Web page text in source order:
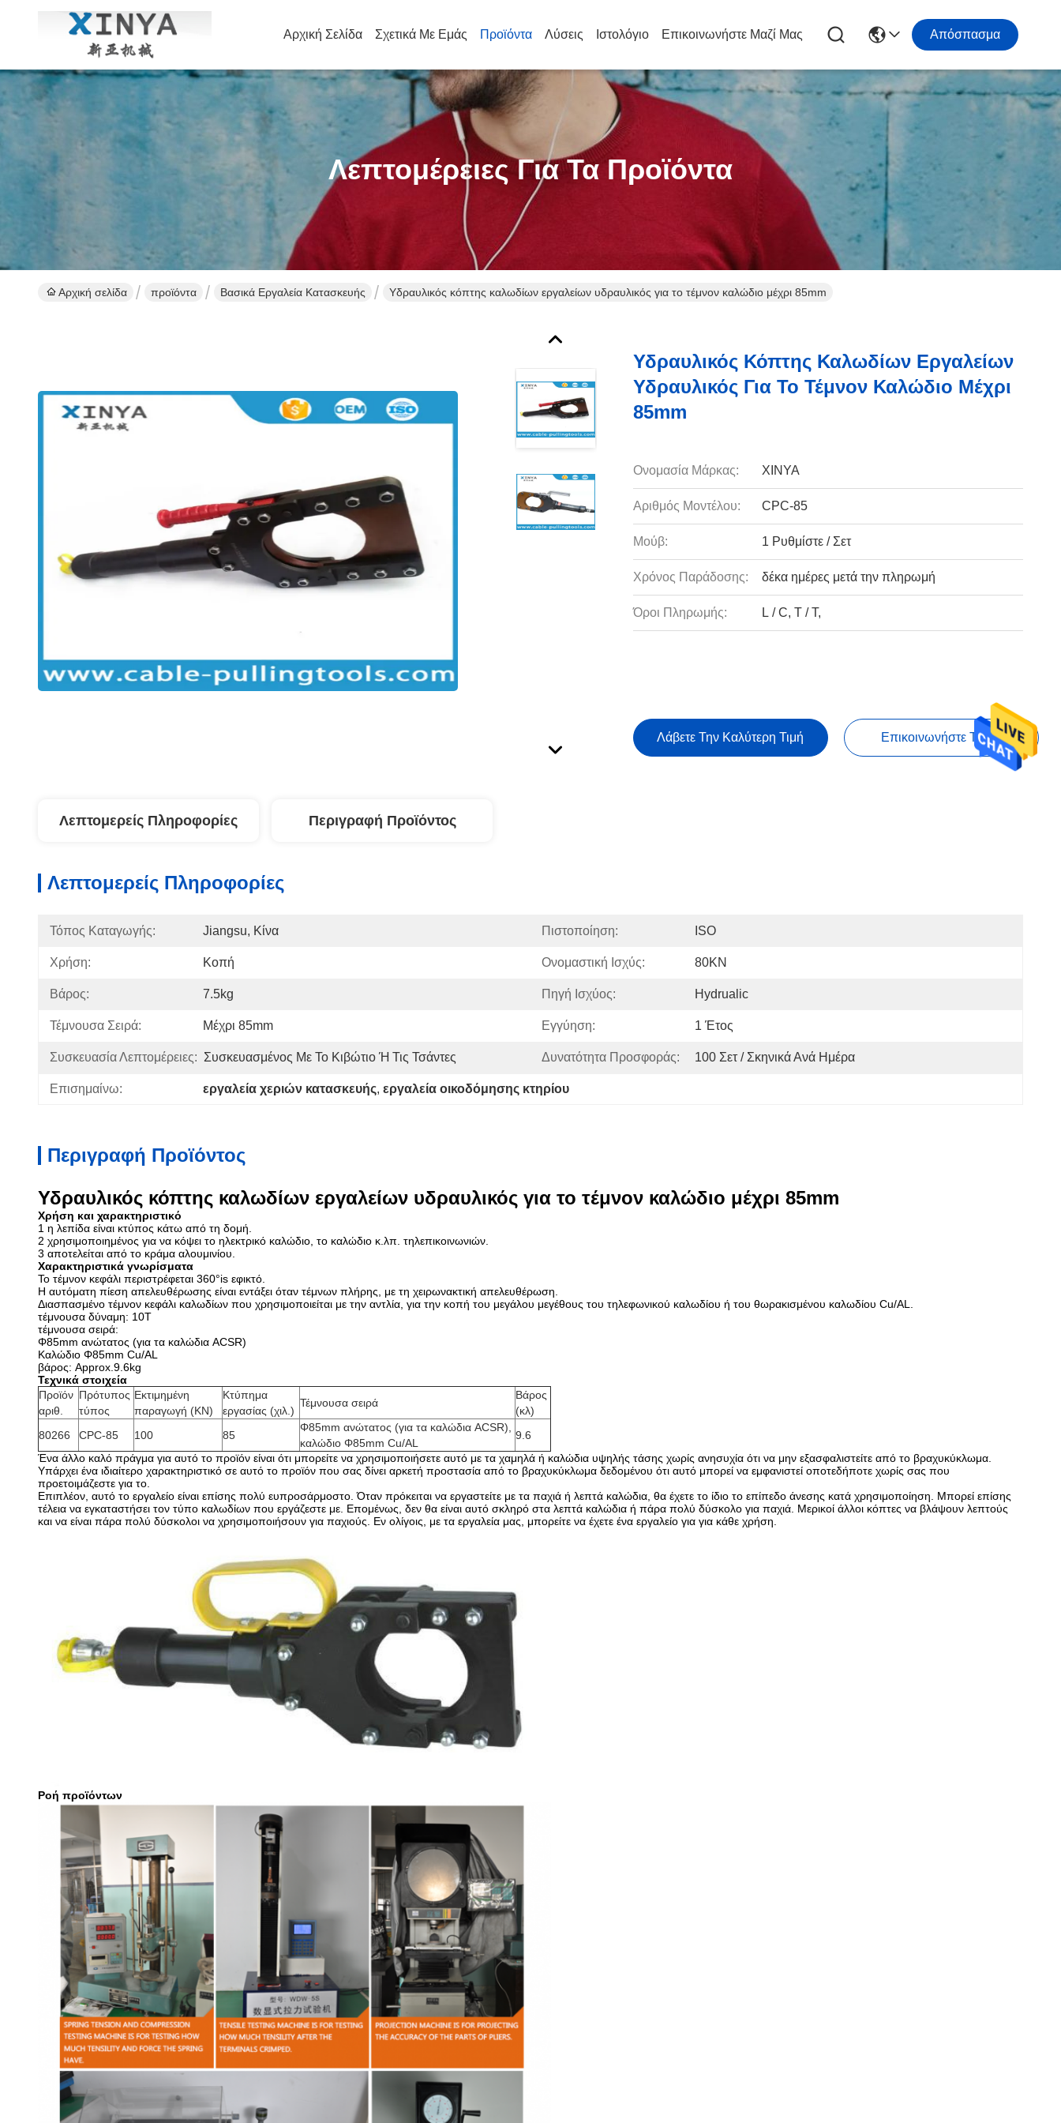
Αρχική Σελίδα Σχετικά Με Εμάς Προϊόντα Λύσεις Ιστολόγιο Επικοινωνήστε Μαζί Μας Απόσπασμα
Λεπτομέρειες Για Τα Προϊόντα
Αρχική σελίδα προϊόντα Βασικά Εργαλεία Κατασκευής Υδραυλικός κόπτης καλωδίων εργαλείων υδραυλικός για το τέμνον καλώδιο μέχρι 85mm
Υδραυλικός Κόπτης Καλωδίων Εργαλείων
Υδραυλικός Για Το Τέμνον Καλώδιο Μέχρι
85mm
Ονομασία Μάρκας: XINYA
Αριθμός Μοντέλου: CPC-85
Μούβ: 1 Ρυθμίστε / Σετ
Χρόνος Παράδοσης: δέκα ημέρες μετά την πληρωμή
Όροι Πληρωμής: L / C, T / T,
Λάβετε Την Καλύτερη Τιμή Επικοινωνήστε Τώρα
Λεπτομερείς Πληροφορίες Περιγραφή Προϊόντος
Λεπτομερείς Πληροφορίες
Τόπος Καταγωγής: Jiangsu, Κίνα Πιστοποίηση: ISO
Χρήση: Κοπή Ονομαστική Ισχύς: 80KN
Βάρος: 7.5kg Πηγή Ισχύος: Hydrualic
Τέμνουσα Σειρά: Μέχρι 85mm Εγγύηση: 1 Έτος
Συσκευασία Λεπτομέρειες: Συσκευασμένος Με Το Κιβώτιο Ή Τις Τσάντες Δυνατότητα Προσφοράς: 100 Σετ / Σκηνικά Ανά Ημέρα
Επισημαίνω: εργαλεία χεριών κατασκευής, εργαλεία οικοδόμησης κτηρίου
Περιγραφή Προϊόντος
Υδραυλικός κόπτης καλωδίων εργαλείων υδραυλικός για το τέμνον καλώδιο μέχρι 85mm
Χρήση και χαρακτηριστικό
1 η λεπίδα είναι κτύπος κάτω από τη δομή.
2 χρησιμοποιημένος για να κόψει το ηλεκτρικό καλώδιο, το καλώδιο κ.λπ. τηλεπικοινωνιών.
3 αποτελείται από το κράμα αλουμινίου.
Χαρακτηριστικά γνωρίσματα
Το τέμνον κεφάλι περιστρέφεται 360°is εφικτό.
Η αυτόματη πίεση απελευθέρωσης είναι εντάξει όταν τέμνων πλήρης, με τη χειρωνακτική απελευθέρωση.
Διασπασμένο τέμνον κεφάλι καλωδίων που χρησιμοποιείται με την αντλία, για την κοπή του μεγάλου μεγέθους του τηλεφωνικού καλωδίου ή του θωρακισμένου καλωδίου Cu/AL.
τέμνουσα δύναμη: 10T
τέμνουσα σειρά:
Φ85mm ανώτατος (για τα καλώδια ACSR)
Καλώδιο Φ85mm Cu/AL
βάρος: Approx.9.6kg
Τεχνικά στοιχεία
Προϊόν
αριθ.
Πρότυπος
τύπος
Εκτιμημένη
παραγωγή (KN)
Κτύπημα
εργασίας (χιλ.)
Τέμνουσα σειρά
Βάρος
(κλ)
80266
CPC-85 100 85
Φ85mm ανώτατος (για τα καλώδια ACSR),
καλώδιο Φ85mm Cu/AL
9.6
Ένα άλλο καλό πράγμα για αυτό το προϊόν είναι ότι μπορείτε να χρησιμοποιήσετε αυτό με τα χαμηλά ή καλώδια υψηλής τάσης χωρίς ανησυχία ότι να μην εξασφαλιστείτε από το βραχυκύκλωμα.
Υπάρχει ένα ιδιαίτερο χαρακτηριστικό σε αυτό το προϊόν που σας δίνει αρκετή προστασία από το βραχυκύκλωμα δεδομένου ότι αυτό μπορεί να εμφανιστεί οποτεδήποτε χωρίς σας που
προετοιμάζεστε για το.
Επιπλέον, αυτό το εργαλείο είναι επίσης πολύ ευπροσάρμοστο. Όταν πρόκειται να εργαστείτε με τα παχιά ή λεπτά καλώδια, θα έχετε το ίδιο το επίπεδο άνεσης κατά χρησιμοποίηση. Μπορεί επίσης
τέλεια να εγκαταστήσει τον τύπο καλωδίων που εργάζεστε με. Επομένως, δεν θα είναι αυτό σκληρό στα λεπτά καλώδια ή πάρα πολύ δύσκολο για παχιά. Μερικοί άλλοι κόπτες να βλάψουν λεπτούς
και να είναι πάρα πολύ δύσκολοι να χρησιμοποιήσουν για παχιούς. Εν ολίγοις, με τα εργαλεία μας, μπορείτε να έχετε ένα εργαλείο για για κάθε χρήση.
Ροή προϊόντων